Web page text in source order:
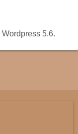
Wordpress 5.6.